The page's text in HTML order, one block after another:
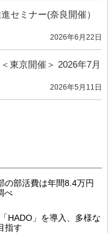
セミナー(奈良開催）
2026年6月22日
東京開催＞ 2026年7月
2026年5月11日
の部活費は年間8.4万円
べ
HADO」を導入、多様な
指す